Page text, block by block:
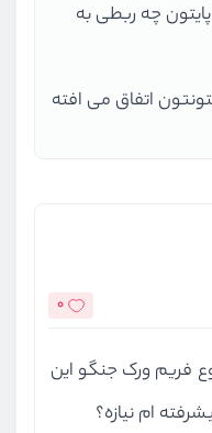
چه ربطی به
اتفاق می افته
0
فریم ورک جنگو این
ام نیازه؟